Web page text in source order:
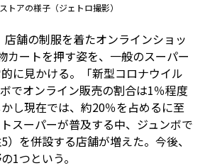
トアの様子（ジェトロ撮影）
舗の制服を着たオンラインショッ
カートを押す姿を、一般のスーパー
に見かける。「新型コロナウイル
でオンライン販売の割合は1％程度
し現在では、約20％を占めるに至
スーパーが普及する中、ジュンボで
）を併設する店舗が増えた。今後、
1つという。